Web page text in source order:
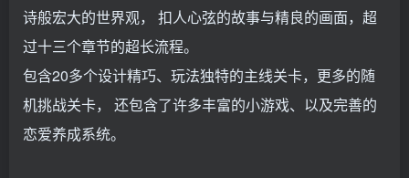
诗般宏大的世界观， 扣人心弦的故事与精良的画面，超
过十三个章节的超长流程。
包含20多个设计精巧、玩法独特的主线关卡，更多的随
机挑战关卡， 还包含了许多丰富的小游戏、以及完善的
恋爱养成系统。